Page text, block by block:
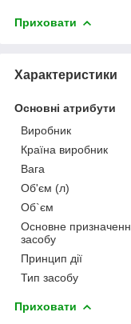
Приховати
Характеристики
Основні атрибути
Виробник
Країна виробник
Вага
Об'єм (л)
Об`єм
Основне
засобу
Принцип дії
Тип засобу
Приховати